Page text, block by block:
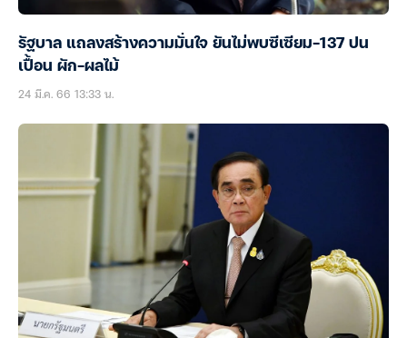
รัฐบาล แถลงสร้างความมั่นใจ ยันไม่พบซีเซียม-137 ปน
เปื้อน ผัก-ผลไม้
24 มี.ค. 66 13:33 น.